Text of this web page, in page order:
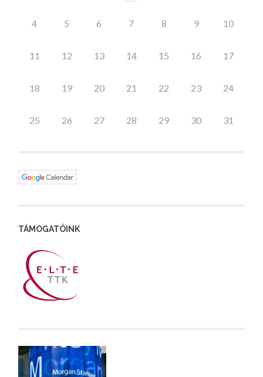
4 5 6 7 8 9 10
11 12 13 14 15 16 17
18 19 20 21 22 23 24
25 26 27 28 29 30 31
TÁMOGATÓINK